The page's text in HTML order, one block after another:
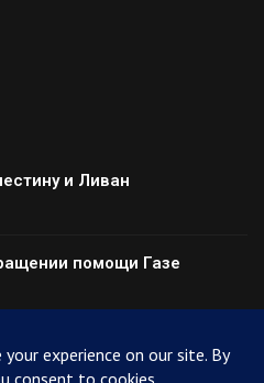
и Ливан
помощи Газе
с миром